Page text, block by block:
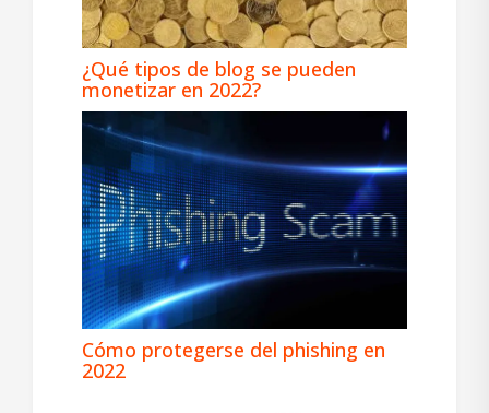
¿Qué tipos de blog se pueden
monetizar en 2022?
Cómo protegerse del phishing en
2022